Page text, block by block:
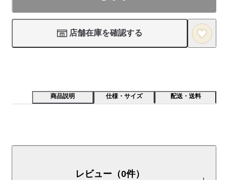
店舗在庫を確認する
商品説明 仕様・サイズ 配送・送料
レビュー（0件）